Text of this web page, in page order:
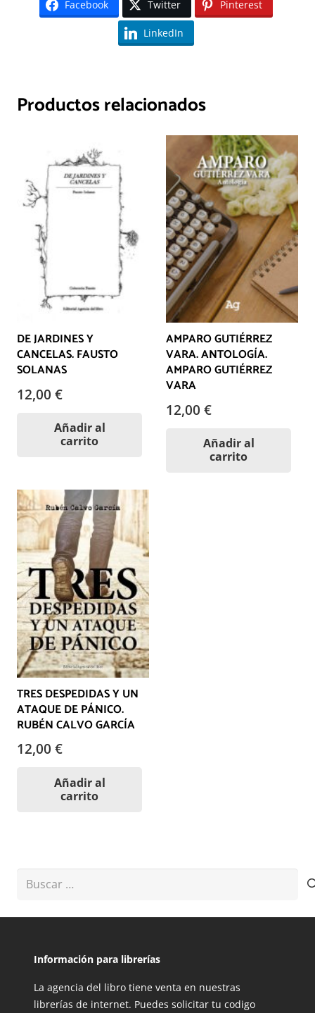
Facebook Twitter Pinterest
LinkedIn
Productos relacionados
DE JARDINES Y
CANCELAS. FAUSTO
SOLANAS
12,00 €
Añadir al
carrito
AMPARO GUTIÉRREZ
VARA. ANTOLOGÍA.
AMPARO GUTIÉRREZ
VARA
12,00 €
Añadir al
carrito
TRES DESPEDIDAS Y UN
ATAQUE DE PÁNICO.
RUBÉN CALVO GARCÍA
12,00 €
Añadir al
carrito
Buscar:
Información para librerías
La agencia del libro tiene venta en nuestras
librerías de internet. Puedes solicitar tu codigo